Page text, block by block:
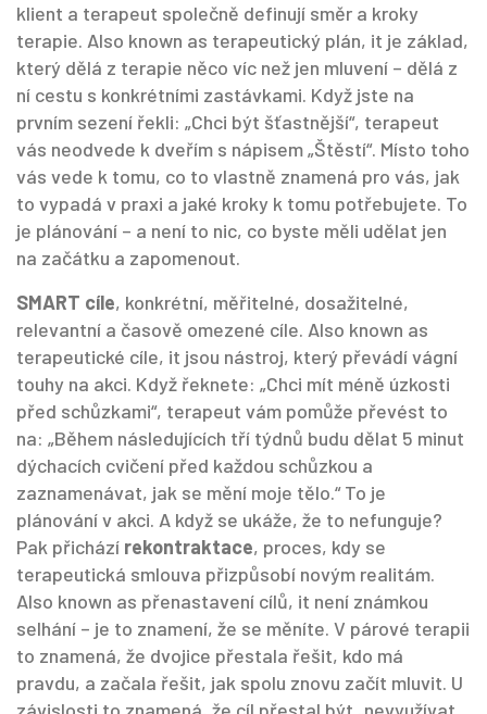
klient a terapeut společně definují směr a kroky
terapie. Also known as terapeutický plán, it je základ,
který dělá z terapie něco víc než jen mluvení – dělá z
ní cestu s konkrétními zastávkami. Když jste na
prvním sezení řekli: „Chci být šťastnější“, terapeut
vás neodvede k dveřím s nápisem „Štěstí“. Místo toho
vás vede k tomu, co to vlastně znamená pro vás, jak
to vypadá v praxi a jaké kroky k tomu potřebujete. To
je plánování – a není to nic, co byste měli udělat jen
na začátku a zapomenout.
SMART cíle, konkrétní, měřitelné, dosažitelné,
relevantní a časově omezené cíle. Also known as
terapeutické cíle, it jsou nástroj, který převádí vágní
touhy na akci. Když řeknete: „Chci mít méně úzkosti
před schůzkami“, terapeut vám pomůže převést to
na: „Během následujících tří týdnů budu dělat 5 minut
dýchacích cvičení před každou schůzkou a
zaznamenávat, jak se mění moje tělo.“ To je
plánování v akci. A když se ukáže, že to nefunguje?
Pak přichází rekontraktace, proces, kdy se
terapeutická smlouva přizpůsobí novým realitám.
Also known as přenastavení cílů, it není známkou
selhání – je to znamení, že se měníte. V párové terapii
to znamená, že dvojice přestala řešit, kdo má
pravdu, a začala řešit, jak spolu znovu začít mluvit. U